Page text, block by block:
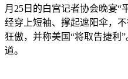
月25日的白宫记者协会晚宴“
经穿上短袖、撑起遮阳伞，
狂傲，并称美国“将取告捷利
道。